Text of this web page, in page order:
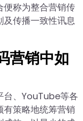
便称为整合营销传
传播一致性讯息
营销中如
台、YouTube等各
策略地统筹营销